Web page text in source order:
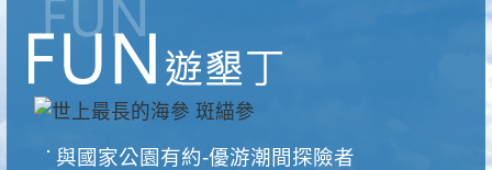
與國家公園有約-優游潮間探險者